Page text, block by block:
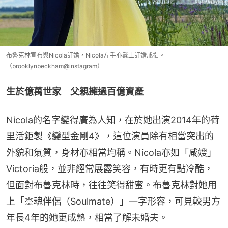
布魯克林宣布與Nicola訂婚，Nicola左手亦戴上訂婚戒指。
（brooklynbeckham@instagram）
生於億萬世家　父親擁過百億資產
Nicola的名字變得廣為人知，在於她出演2014年的荷
里活鉅製《變型金剛4》，這位演員除有相當突出的
外貌和氣質，身材亦相當均稱。Nicola亦如「咸嫂」
Victoria般，並非經常展露笑容，有時更有點冷酷，
但面對布魯克林時，往往笑得甜蜜。布魯克林對她用
上「靈魂伴侶（Soulmate）」一字形容，可見較男方
年長4年的她更成熟，相當了解未婚夫。